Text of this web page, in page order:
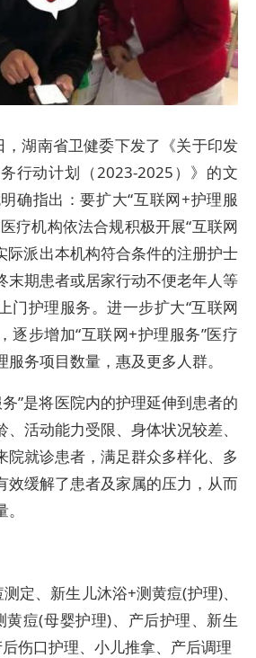
湖南省卫健委下发了《关于印发
行动计划（2023-2025）》的文
确指出：要扩大“互联网+护理服
疗机构依法合规积极开展“互联网
际派出本机构符合条件的注册护士
末期患者或居家行动不便老年人等
门护理服务。进一步扩大“互联网
逐步增加“互联网+护理服务”医疗
务项目数量，惠及更多人群。
”是将医院内的护理延伸到患者的
活动能力受限、身体状况较差、
院就诊患者，满足群众多样化、多
效缓解了患者及家属的压力，从而
定、新生儿沐浴+测黄痘(护理)、
黄痘(母婴护理)、产后护理、新生
伤口护理、小儿推拿、产后调理